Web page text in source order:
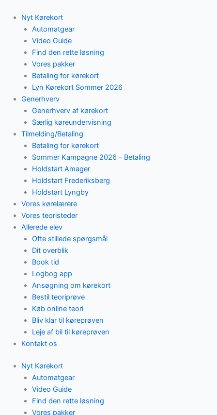
content
Nyt Kørekort
Automatgear
Video Guide
Find den rette løsning
Vores pakker
Betaling for kørekort
Lyn Kørekort Sommer 2026
Generhverv
Generhverv af kørekort
Særlig køreundervisning
Tilmelding/Betaling
Betaling for kørekort
Sommer Kampagne 2026 – Betaling
Holdstart Amager
Holdstart Frederiksberg
Holdstart Lyngby
Vores kørelærere
Vores teoristeder
Allerede elev
Ofte stillede spørgsmål
Dit overblik
Book tid
Logbog app
Ansøgning om kørekort
Bestil teoriprøve
Køb online teori
Bliv klar til køreprøven
Leje af bil til køreprøven
Kontakt os
Nyt Kørekort
Automatgear
Video Guide
Find den rette løsning
Vores pakker